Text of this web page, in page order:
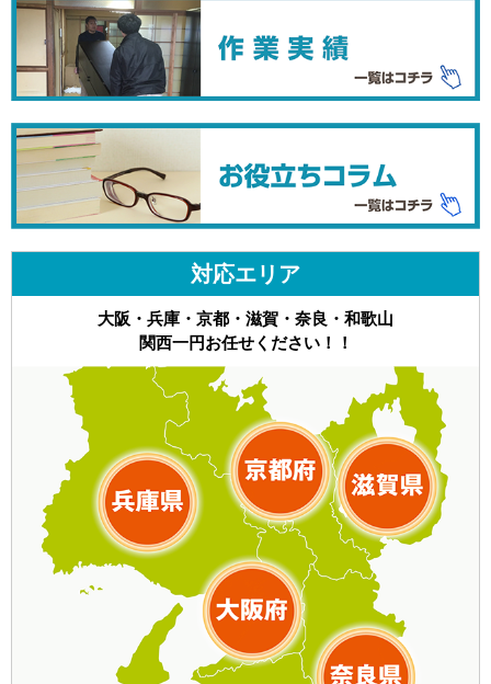
対応エリア
大阪・兵庫・京都・滋賀・奈良・和歌山
関西一円お任せください！！